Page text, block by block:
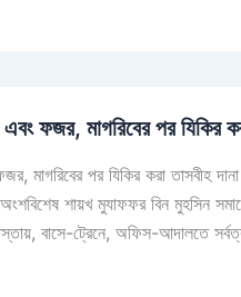
এবং ফজর, মাগরিবের পর যিকির
মাগরিবের পর যিকির করা তাসবীহ
বাসে-ট্রেনে, অফিস-আদালতে